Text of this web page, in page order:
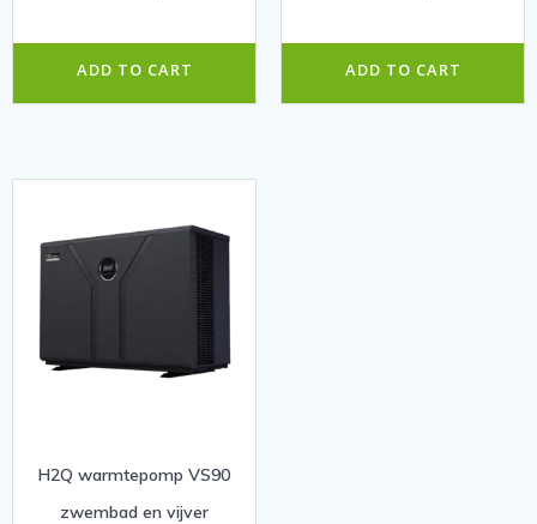
ADD TO CART ADD TO CART
H2Q warmtepomp VS90
zwembad en vijver